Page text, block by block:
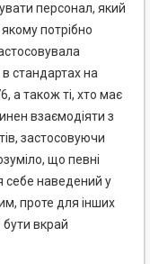
персонал, який
потрібно
в стандартах на
а також ті, хто має
взаємодіяти з
застосовуючи
що певні
себе наведений у
проте для інших
вкрай